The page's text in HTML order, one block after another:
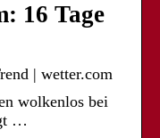
16 Tage
| wetter.com
wolkenlos bei
…